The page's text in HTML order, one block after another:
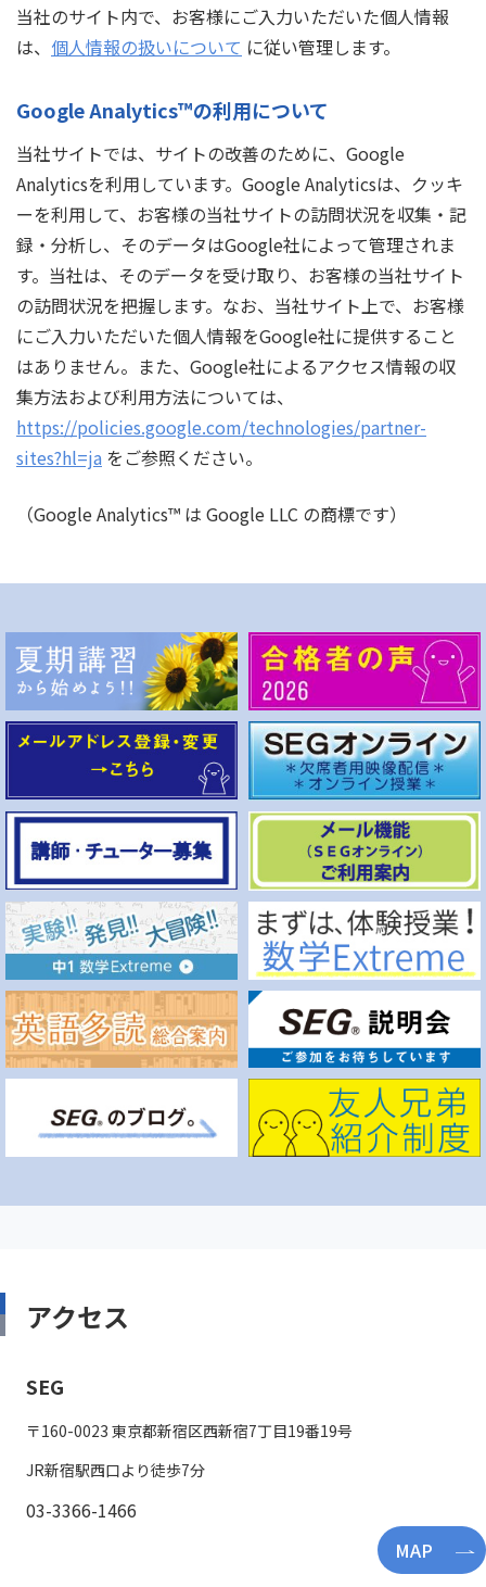
当社のサイト内で、お客様にご入力いただいた個人情報
は、 個人情報の扱いについて に従い管理します。
Google Analytics™の利用について
当社サイトでは、サイトの改善のために、Google
Analyticsを利用しています。Google Analyticsは、クッキ
ーを利用して、お客様の当社サイトの訪問状況を収集・記
録・分析し、そのデータはGoogle社によって管理されま
す。当社は、そのデータを受け取り、お客様の当社サイト
の訪問状況を把握します。なお、当社サイト上で、お客様
にご入力いただいた個人情報をGoogle社に提供すること
はありません。また、Google社によるアクセス情報の収
集方法および利用方法については、
https://policies.google.com/technologies/partner-
sites?hl=ja をご参照ください。
（Google Analytics™ は Google LLC の商標です）
アクセス
SEG
〒160-0023 東京都新宿区西新宿7丁目19番19号
JR新宿駅西口より徒歩7分
03-3366-1466
MAP